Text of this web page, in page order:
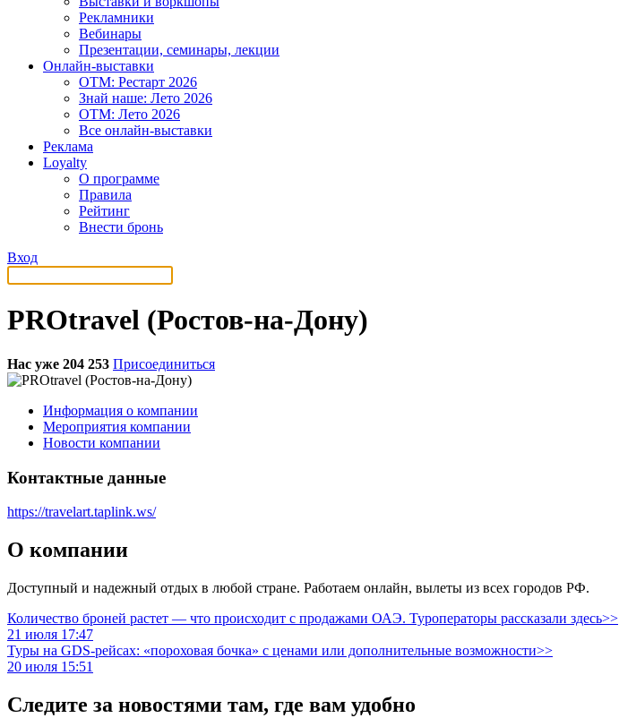
Рекламники
Вебинары
Презентации, семинары, лекции
Онлайн-выставки
OTM: Рестарт 2026
Знай наше: Лето 2026
OTM: Лето 2026
Все онлайн-выставки
Реклама
Loyalty
О программе
Правила
Рейтинг
Внести бронь
Вход
PROtravel (Ростов-на-Дону)
Нас уже 204 253 Присоединиться
Информация о компании
Мероприятия компании
Новости компании
Контактные данные
https://travelart.taplink.ws/
О компании
Доступный и надежный отдых в любой стране. Работаем онлайн, вылеты из всех городов РФ.
Количество броней растет — что происходит с продажами ОАЭ. Туроператоры рассказали здесь>>
21 июля 17:47
Туры на GDS-рейсах: «пороховая бочка» с ценами или дополнительные возможности>>
20 июля 15:51
Следите за новостями там, где вам удобно